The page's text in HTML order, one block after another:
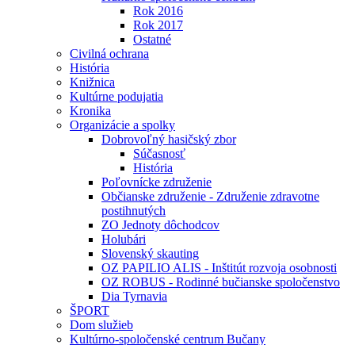
Rok 2016
Rok 2017
Ostatné
Civilná ochrana
História
Knižnica
Kultúrne podujatia
Kronika
Organizácie a spolky
Dobrovoľný hasičský zbor
Súčasnosť
História
Poľovnícke združenie
Občianske združenie - Združenie zdravotne
postihnutých
ZO Jednoty dôchodcov
Holubári
Slovenský skauting
OZ PAPILIO ALIS - Inštitút rozvoja osobnosti
OZ ROBUS - Rodinné bučianske spoločenstvo
Dia Tyrnavia
ŠPORT
Dom služieb
Kultúrno-spoločenské centrum Bučany